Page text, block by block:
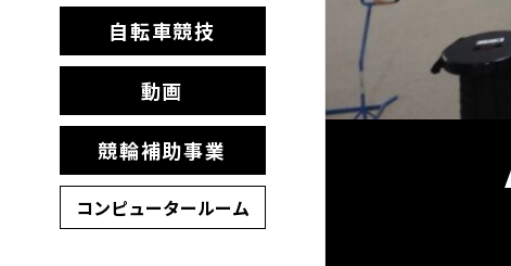
自転車競技
動画
競輪補助事業
コンピュータールーム